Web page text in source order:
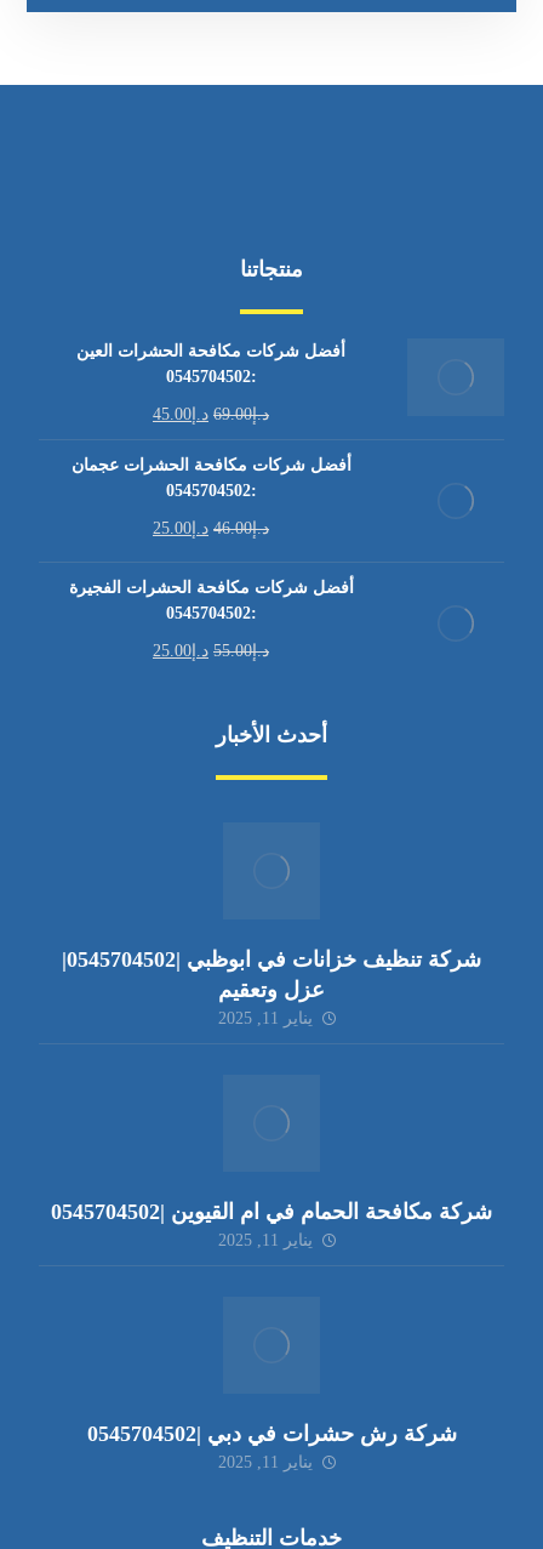
منتجاتنا
أفضل شركات مكافحة الحشرات العين
:0545704502
د.إ69.00 د.إ 45.00
أفضل شركات مكافحة الحشرات عجمان
:0545704502
د.إ46.00 د.إ 25.00
أفضل شركات مكافحة الحشرات الفجيرة
:0545704502
د.إ55.00 د.إ 25.00
أحدث الأخبار
شركة تنظيف خزانات في ابوظبي |0545704502|
عزل وتعقيم
يناير 11, 2025
شركة مكافحة الحمام في ام القيوين |0545704502
يناير 11, 2025
شركة رش حشرات في دبي |0545704502
يناير 11, 2025
خدمات التنظيف